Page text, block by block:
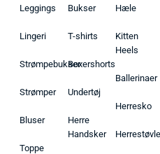
Leggings
Lingeri
Strømpebukser
Strømper
Bluser
Toppe
Bukser
T-shirts
Boxershorts
Undertøj
Herre
Handsker
Hæle
Kitten
Heels
Ballerinaer
Herresko